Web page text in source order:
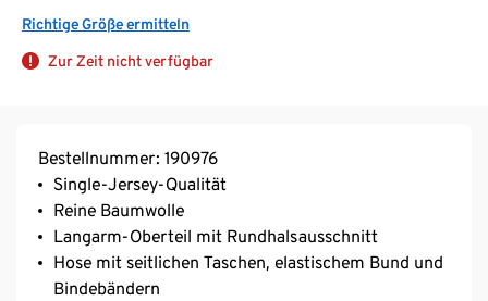
Richtige Größe ermitteln
Zur Zeit nicht verfügbar
Bestellnummer: 190976
Single-Jersey-Qualität
Reine Baumwolle
Langarm-Oberteil mit Rundhalsausschnitt
Hose mit seitlichen Taschen, elastischem Bund und
Bindebändern